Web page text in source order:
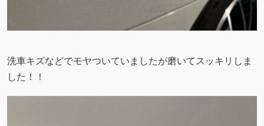
洗車キズなどでモヤついていましたが磨いてスッキリしま
した！！